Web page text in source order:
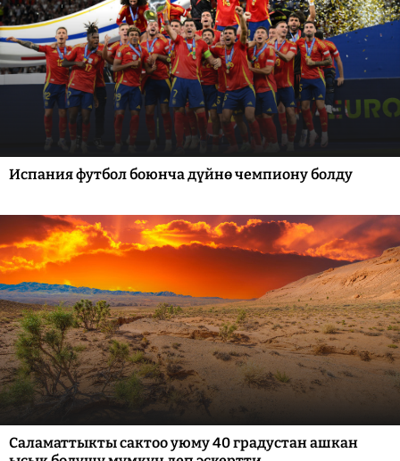
Испания футбол боюнча дүйнө чемпиону болду
Саламаттыкты сактоо уюму 40 градустан ашкан